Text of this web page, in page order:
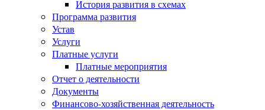
История развития в схемах
Программа развития
Устав
Услуги
Платные услуги
Платные мероприятия
Отчет о деятельности
Документы
Финансово-хозяйственная деятельность